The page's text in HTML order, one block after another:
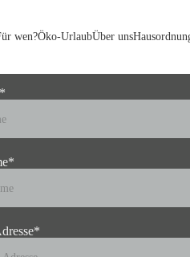
wen?Öko-UrlaubÜber uns